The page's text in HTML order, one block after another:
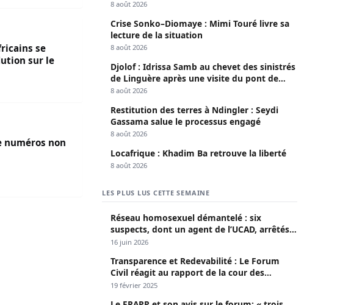
se quittent avec une nouvelle résolution sur le free roaming
se
sur le
numéros non
2027
8 août 2026
Crise Sonko–Diomaye : Mimi Touré livre sa
lecture de la situation
8 août 2026
Djolof : Idrissa Samb au chevet des sinistrés
de Linguère après une visite du pont de
Thylla
8 août 2026
Restitution des terres à Ndingler : Seydi
Gassama salue le processus engagé
8 août 2026
Locafrique : Khadim Ba retrouve la liberté
8 août 2026
LES PLUS LUS CETTE SEMAINE
Réseau homosexuel démantelé : six
suspects, dont un agent de l’UCAD, arrêtés à
Keur Massar ; l’un avoue avoir propagé le
16 juin 2026
Transparence et Redevabilité : Le Forum
Civil réagit au rapport de la cour des
comptes
19 février 2025